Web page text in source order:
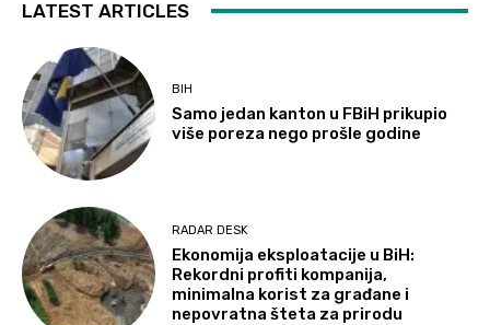
LATEST ARTICLES
BIH
Samo jedan kanton u FBiH prikupio
više poreza nego prošle godine
RADAR DESK
Ekonomija eksploatacije u BiH:
Rekordni profiti kompanija,
minimalna korist za građane i
nepovratna šteta za prirodu